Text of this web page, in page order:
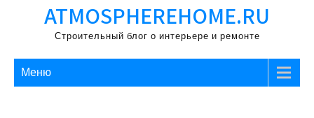
ATMOSPHEREHOME.RU
Строительный блог о интерьере и ремонте
Меню